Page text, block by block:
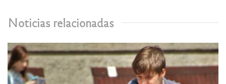
Noticias relacionadas